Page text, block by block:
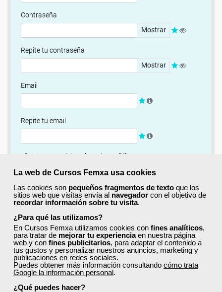
La web de Cursos Femxa usa cookies
Las cookies son pequeños fragmentos de texto que los
sitios web que visitas envía al navegador con el objetivo de
recordar información sobre tu visita.
¿Para qué las utilizamos?
En Cursos Femxa utilizamos cookies con fines analíticos,
para tratar de mejorar tu experienciaen nuestra página
web y con fines publicitarios, para adaptar el contenido a
tus gustos y personalizar nuestros anuncios, marketing y
publicaciones en redes sociales.
Puedes obtener más información consultando cómo trata
Google la información personal.
¿Qué puedes hacer?
Contraseña
Mostrar
Repite tu contraseña
Mostrar
Email
Repite tu email
¿Quieres completar ahora tu perfil?
Si
No, completaré mi perfil más adelante
Newsletter
Si, quiero recibir información sobre cursos, ofertas
exclusivas y recursos para el aprendizaje.
Términos y condiciones
He leído y acepto la Política de Privacidad
Registrarse